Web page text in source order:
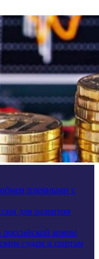
пленными с
для развития
российской армии
судам и портам